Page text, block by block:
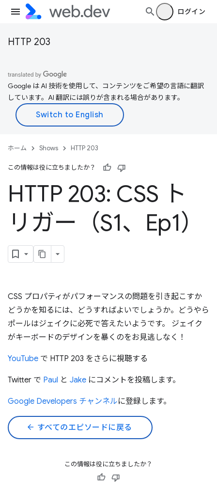
ログイン
HTTP 203
Google は AI 技術を使用して、コンテンツをご希望の言語に翻訳
しています。AI 翻訳には誤りが含まれる場合があります。
ホーム Shows HTTP 203
この情報は役に立ちましたか？
HTTP 203: CSS ト
リガー（S1、Ep1）
CSS プロパティがパフォーマンスの問題を引き起こすか
どうかを知るには、どうすればよいでしょうか。どうやら
ポールはジェイクに必死で答えたいようです。 ジェイク
がキーボードのデザインを暴くのをお見逃しなく！
YouTube で HTTP 203 をさらに視聴する
Twitter で Paul と Jake にコメントを投稿します。
Google Developers チャンネルに登録します。
arrow_back すべてのエピソードに戻る
この情報は役に立ちましたか？